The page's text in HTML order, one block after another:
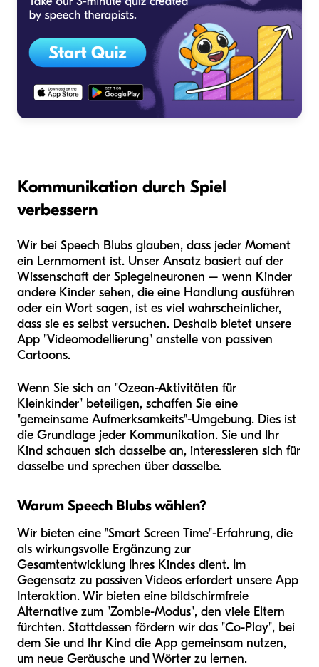
Kommunikation durch Spiel
verbessern
Wir bei Speech Blubs glauben, dass jeder Moment
ein Lernmoment ist. Unser Ansatz basiert auf der
Wissenschaft der Spiegelneuronen – wenn Kinder
andere Kinder sehen, die eine Handlung ausführen
oder ein Wort sagen, ist es viel wahrscheinlicher,
dass sie es selbst versuchen. Deshalb bietet unsere
App "Videomodellierung" anstelle von passiven
Cartoons.
Wenn Sie sich an "Ozean-Aktivitäten für
Kleinkinder" beteiligen, schaffen Sie eine
"gemeinsame Aufmerksamkeits"-Umgebung. Dies ist
die Grundlage jeder Kommunikation. Sie und Ihr
Kind schauen sich dasselbe an, interessieren sich für
dasselbe und sprechen über dasselbe.
Warum Speech Blubs wählen?
Wir bieten eine "Smart Screen Time"-Erfahrung, die
als wirkungsvolle Ergänzung zur
Gesamtentwicklung Ihres Kindes dient. Im
Gegensatz zu passiven Videos erfordert unsere App
Interaktion. Wir bieten eine bildschirmfreie
Alternative zum "Zombie-Modus", den viele Eltern
fürchten. Stattdessen fördern wir das "Co-Play", bei
dem Sie und Ihr Kind die App gemeinsam nutzen,
um neue Geräusche und Wörter zu lernen.